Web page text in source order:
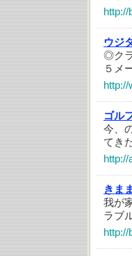
http://
ウジ
◎ク
５メ
http://
ゴル
今、
てき
http://
きま
我が
ラブ
http://